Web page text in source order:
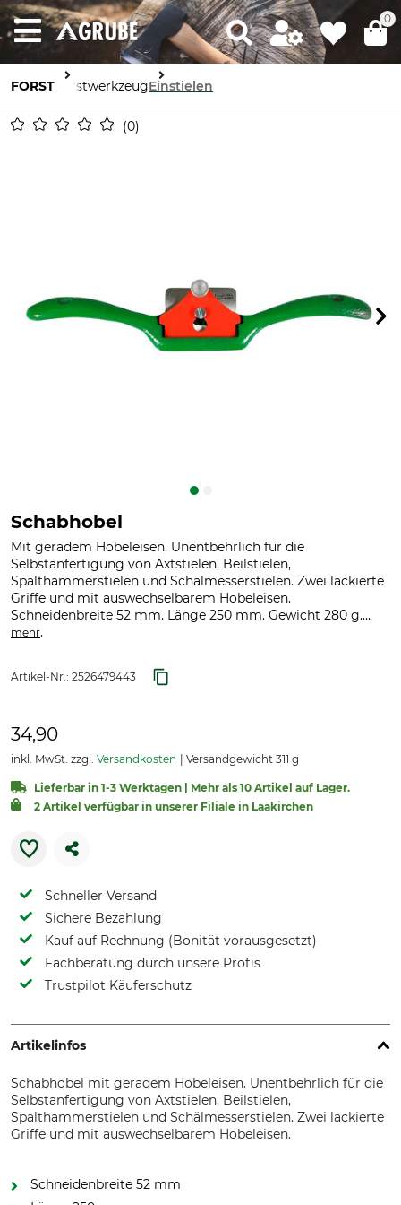
0
FORST ForstwerkzeugEinstielen
0
Schabhobel
Mit geradem Hobeleisen. Unentbehrlich für die
Selbstanfertigung von Axtstielen, Beilstielen,
Spalthammerstielen und Schälmesserstielen. Zwei lackierte
Griffe und mit auswechselbarem Hobeleisen.
Schneidenbreite 52 mm. Länge 250 mm. Gewicht 280 g....
mehr.
Artikel-Nr.: 2526479443
34,90
inkl. MwSt. zzgl. Versandkosten Versandgewicht 311 g
Lieferbar in 1-3 Werktagen | Mehr als 10 Artikel auf Lager.
2 Artikel verfügbar in unserer Filiale in Laakirchen
Schneller Versand
Sichere Bezahlung
Kauf auf Rechnung (Bonität vorausgesetzt)
Fachberatung durch unsere Profis
Trustpilot Käuferschutz
Artikelinfos
Schabhobel mit geradem Hobeleisen. Unentbehrlich für die
Selbstanfertigung von Axtstielen, Beilstielen,
Spalthammerstielen und Schälmesserstielen. Zwei lackierte
Griffe und mit auswechselbarem Hobeleisen.
Schneidenbreite 52 mm